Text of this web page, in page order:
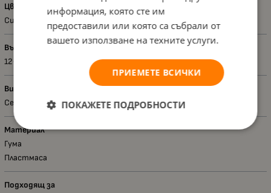
Цвят
Сив
Възраст - диапазон
12+ месеца
Вид
Седалки за тоалетна чиния
Материал
Гума
Пластмаса
Подходящ за
информация, която сте им
предоставили или която са събрали от
вашето използване на техните услуги.
ПРИЕМЕТЕ ВСИЧКИ
ПОКАЖЕТЕ ПОДРОБНОСТИ